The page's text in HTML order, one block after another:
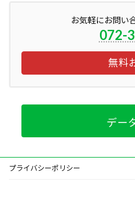
お気軽にお問い
072-
無料
デー
プライバシーポリシー